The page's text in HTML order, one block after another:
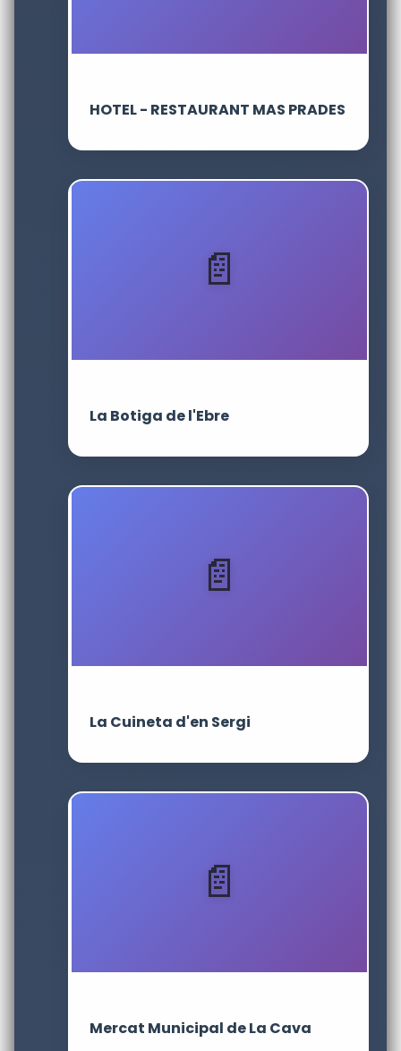
HOTEL - RESTAURANT MAS PRADES
La Botiga de l'Ebre
La Cuineta d'en Sergi
Mercat Municipal de La Cava